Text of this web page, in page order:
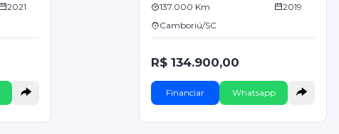
2021
137.000 Km
2019
Camboriú/SC
R$ 134.900,00
Financiar Whatsapp